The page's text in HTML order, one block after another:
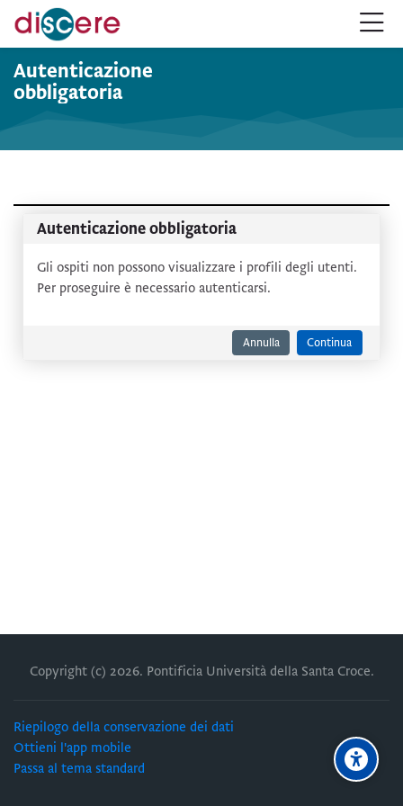
Salta alla navigazione
Salta al form login
Vai al contenuto principale
Salta alle opzioni accessibilità
Salta al footer
Salta opzioni accessibilità
Autenticazione
obbligatoria
Autenticazione obbligatoria
Gli ospiti non possono visualizzare i profili degli utenti.
Per proseguire è necessario autenticarsi.
Annulla Continua
Copyright (c) 2026. Pontificia Università della Santa Croce.
Riepilogo della conservazione dei dati
Ottieni l'app mobile
Passa al tema standard